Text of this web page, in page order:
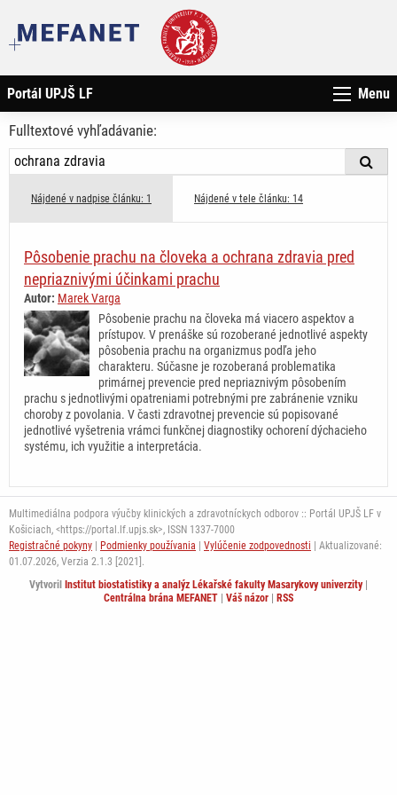
Portál UPJŠ LF Menu
Fulltextové vyhľadávanie:
Nájdené v nadpise článku: 1 Nájdené v tele článku: 14
Pôsobenie prachu na človeka a ochrana zdravia pred
nepriaznivými účinkami prachu
Autor: Marek Varga
Pôsobenie prachu na človeka má viacero aspektov a
prístupov. V prenáške sú rozoberané jednotlivé aspekty
pôsobenia prachu na organizmus podľa jeho
charakteru. Súčasne je rozoberaná problematika
primárnej prevencie pred nepriaznivým pôsobením
prachu s jednotlivými opatreniami potrebnými pre zabránenie vzniku
choroby z povolania. V časti zdravotnej prevencie sú popisované
jednotlivé vyšetrenia vrámci funkčnej diagnostiky ochorení dýchacieho
systému, ich využitie a interpretácia.
Multimediálna podpora výučby klinických a zdravotníckych odborov :: Portál UPJŠ LF v
Košiciach, <https://portal.lf.upjs.sk>, ISSN 1337-7000
Registračné pokyny | Podmienky používania | Vylúčenie zodpovednosti | Aktualizované:
01.07.2026, Verzia 2.1.3 [2021].
Vytvoril Institut biostatistiky a analýz Lékařské fakulty Masarykovy univerzity|
Centrálna brána MEFANET | Váš názor | RSS